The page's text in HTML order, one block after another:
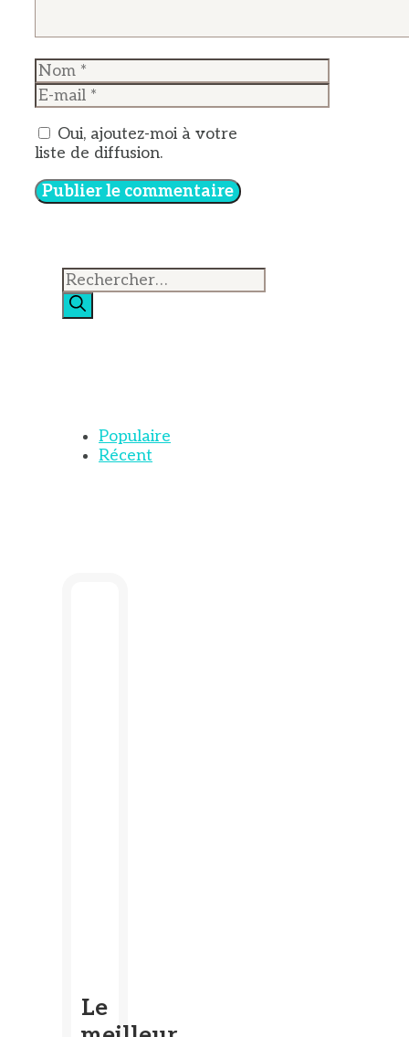
Nom
E-
mail
Oui, ajoutez-moi à votre
liste de diffusion.
Rechercher :
Populaire
Récent
Le